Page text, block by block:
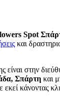
Spot
και
είναι στην
Σπάρτη και
εκεί κάνοντας